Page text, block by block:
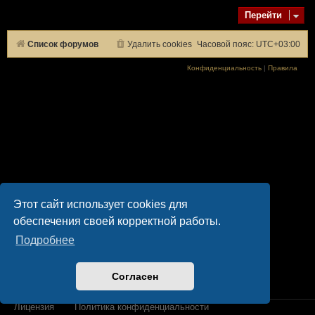
Этот сайт использует cookies для
обеспечения своей корректной работы.
Подробнее
Согласен
Перейти
Список форумов Часовой пояс: UTC+03:00
Удалить cookies
Конфиденциальность Правила
Лицензия Политика конфиденциальности